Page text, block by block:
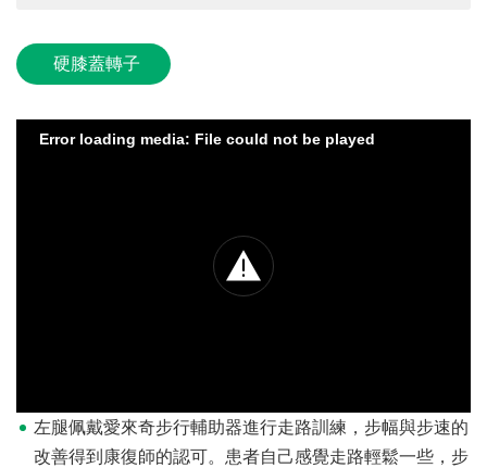
硬膝蓋轉子
Error loading media: File could not be played
左腿佩戴愛來奇步行輔助器進行走路訓練，步幅與步速的
改善得到康復師的認可。患者自己感覺走路輕鬆一些，步